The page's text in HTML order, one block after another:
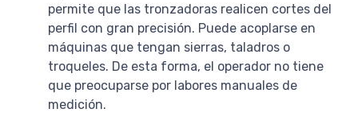
permite que las tronzadoras realicen cortes del
perfil con gran precisión. Puede acoplarse en
máquinas que tengan sierras, taladros o
troqueles. De esta forma, el operador no tiene
que preocuparse por labores manuales de
medición.